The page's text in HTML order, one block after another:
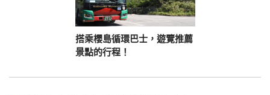
搭乘櫻島循環巴士，遊覽推薦
景點的行程！